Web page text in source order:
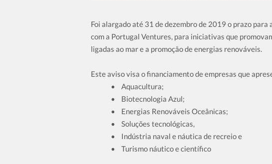
Foi alargado até 31 de dezembro de 2019 o prazo
com a Portugal Ventures, para iniciativas que
ligadas ao mar e a promoção de energias renováveis.
Este aviso visa o financiamento de empresas que
• Aquacultura;
• Biotecnologia Azul;
• Energias Renováveis Oceânicas;
• Soluções tecnológicas,
• Indústria naval e náutica de recreio e
• Turismo náutico e científico